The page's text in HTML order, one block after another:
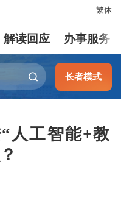
繁体
解读回应 办事服务
长者模式
人工智能+教